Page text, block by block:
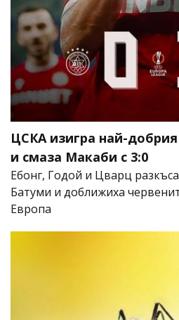
ЦСКА изигра най-
и смаза Макаби с 3:0
Ебонг, Годой и Цварц
Батуми и доближиха
Европа